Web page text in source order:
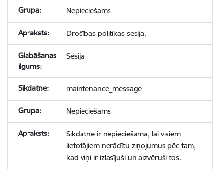
Nepieciešams
Drošības politikas sesija.
Sesija
maintenance_message
Nepieciešams
Sīkdatne ir nepieciešama, lai visiem
lietotājiem nerādītu ziņojumus pēc tam,
kad viņi ir izlasījuši un aizvēruši tos.